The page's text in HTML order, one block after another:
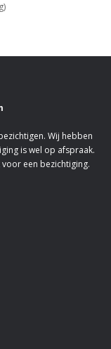
Wij hebben
is wel op afspraak.
een bezichtiging.